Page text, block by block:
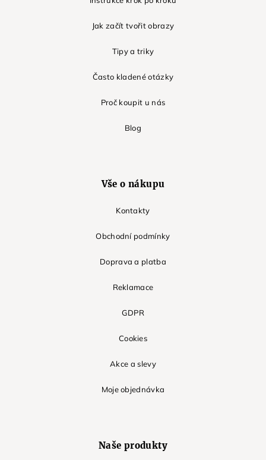
Jak začít tvořit obrazy
Tipy a triky
Často kladené otázky
Proč koupit u nás
Blog
Vše o nákupu
Kontakty
Obchodní podmínky
Doprava a platba
Reklamace
GDPR
Cookies
Akce a slevy
Moje objednávka
Naše produkty